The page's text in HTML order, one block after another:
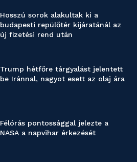
Hosszú sorok alakultak ki a
budapesti repülőtér kijáratánál az
új fizetési rend után
Trump hétfőre tárgyalást jelentett
be Iránnal, nagyot esett az olaj ára
Félórás pontossággal jelezte a
NASA a napvihar érkezését